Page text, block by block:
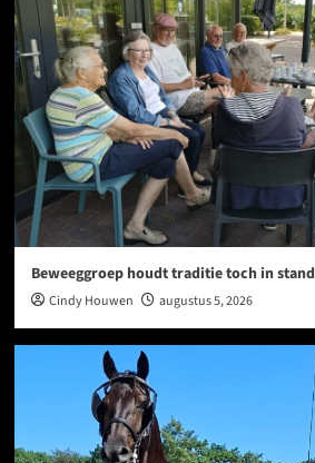
Beweeggroep houdt traditie toch in stand
Cindy Houwen augustus 5, 2026